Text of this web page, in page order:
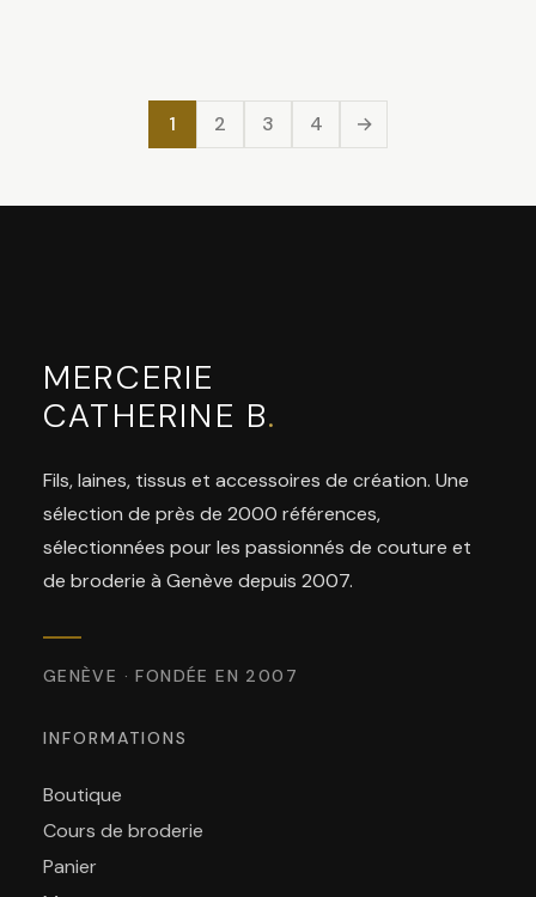
1 2 3 4 →
MERCERIE
CATHERINE B.
Fils, laines, tissus et accessoires de création. Une
sélection de près de 2000 références,
sélectionnées pour les passionnés de couture et
de broderie à Genève depuis 2007.
GENÈVE · FONDÉE EN 2007
INFORMATIONS
Boutique
Cours de broderie
Panier